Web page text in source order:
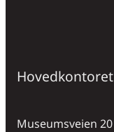
Hovedkontoret
Museumsveien 20